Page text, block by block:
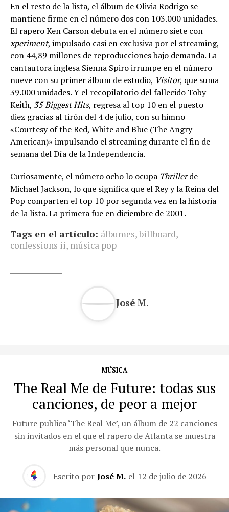
En el resto de la lista, el álbum de Olivia Rodrigo se
mantiene firme en el número dos con 103.000 unidades.
El rapero Ken Carson debuta en el número siete con
xperiment, impulsado casi en exclusiva por el streaming,
con 44,89 millones de reproducciones bajo demanda. La
cantautora inglesa Sienna Spiro irrumpe en el número
nueve con su primer álbum de estudio, Visitor, que suma
39.000 unidades. Y el recopilatorio del fallecido Toby
Keith, 35 Biggest Hits, regresa al top 10 en el puesto
diez gracias al tirón del 4 de julio, con su himno
«Courtesy of the Red, White and Blue (The Angry
American)» impulsando el streaming durante el fin de
semana del Día de la Independencia.
Curiosamente, el número ocho lo ocupa Thrillerde
Michael Jackson, lo que significa que el Rey y la Reina del
Pop comparten el top 10 por segunda vez en la historia
de la lista. La primera fue en diciembre de 2001.
Tags en el artículo: álbumes,billboard,
confessions ii, música pop
José M.
MÚSICA
The Real Me de Future: todas sus
canciones, de peor a mejor
Future publica ‘The Real Me’, un álbum de 22 canciones
sin invitados en el que el rapero de Atlanta se muestra
más personal que nunca.
Escrito por José M. el 12 de julio de 2026